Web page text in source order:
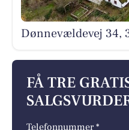
Dønnevældevej 34,
FÅ TRE
Telefonnummer *